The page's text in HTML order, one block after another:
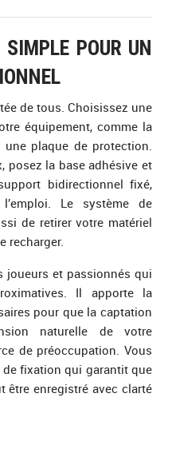
POUR UN
de tous. Choisissez une
équipement, comme la
plaque de protection.
posez la base adhésive et
bidirectionnel fixé,
Le système de
de retirer votre matériel
recharger.
joueurs et passionnés qui
Il apporte la
pour que la captation
naturelle de votre
de préoccupation. Vous
fixation qui garantit que
être enregistré avec clarté